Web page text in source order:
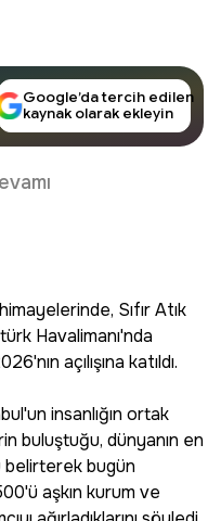
Google’da tercih edilen
kaynak olarak ekleyin
Sıfır Atık
Havalimanı'nda
açılışına katıldı.
insanlığın ortak
buluştuğu, dünyanın en
bugün
aşkın kurum ve